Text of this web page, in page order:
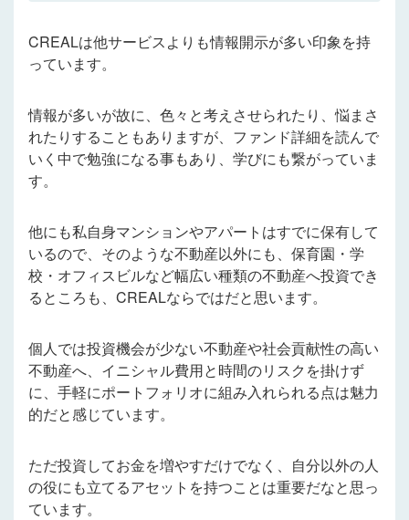
CREALは他サービスよりも情報開示が多い印象を持
っています。
情報が多いが故に、色々と考えさせられたり、悩まさ
れたりすることもありますが、ファンド詳細を読んで
いく中で勉強になる事もあり、学びにも繋がっていま
す。
他にも私自身マンションやアパートはすでに保有して
いるので、そのような不動産以外にも、保育園・学
校・オフィスビルなど幅広い種類の不動産へ投資でき
るところも、CREALならではだと思います。
個人では投資機会が少ない不動産や社会貢献性の高い
不動産へ、イニシャル費用と時間のリスクを掛けず
に、手軽にポートフォリオに組み入れられる点は魅力
的だと感じています。
ただ投資してお金を増やすだけでなく、自分以外の人
の役にも立てるアセットを持つことは重要だなと思っ
ています。